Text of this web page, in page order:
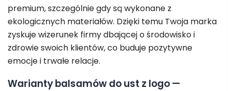
premium, szczególnie gdy są wykonane z
ekologicznych materiałów. Dzięki temu Twoja marka
zyskuje wizerunek firmy dbającej o środowisko i
zdrowie swoich klientów, co buduje pozytywne
emocje i trwałe relacje.
Warianty balsamów do ust z logo —